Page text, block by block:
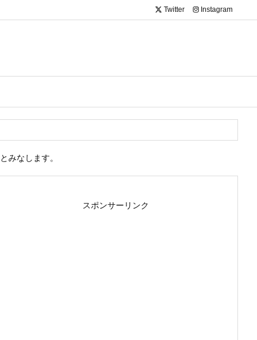
Twitter Instagram
みなします。
スポンサーリンク